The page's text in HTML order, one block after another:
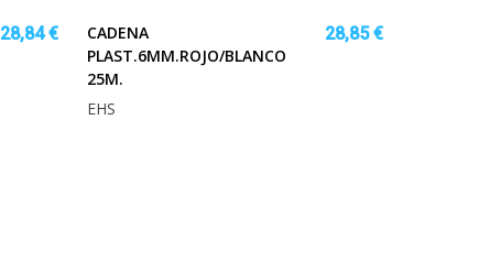
28,84 €
CADENA
PLAST.6MM.ROJO/BLANCO
25M.
28,85 €
EHS